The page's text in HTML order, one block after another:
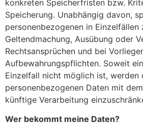
konkreten Speicherfristen bzw.
Speicherung. Unabhängig davon,
personenbezogenen in Einzelfällen
Geltendmachung, Ausübung oder
Rechtsansprüchen und bei
Aufbewahrungspflichten. Soweit
Einzelfall nicht möglich ist, werden
personenbezogenen Daten mit
künftige Verarbeitung
Wer bekommt meine Daten?